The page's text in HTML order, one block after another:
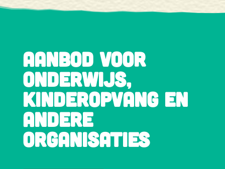
aanbod voor
Onderwijs,
kinderopvang en
andere
organisaties